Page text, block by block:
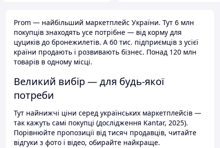
Prom — найбільший маркетплейс України. Тут 6 млн
покупців знаходять усе потрібне — від корму для
цуциків до бронежилетів. А 60 тис. підприємців з усієї
країни продають і розвивають бізнес. Понад 120 млн
товарів в одному місці.
Великий вибір — для будь-якої
потреби
Тут найнижчі ціни серед українських маркетплейсів —
так кажуть самі покупці (дослідження Kantar, 2025).
Порівнюйте пропозиції від тисяч продавців, читайте
відгуки з фото і відео, обирайте найкраще.